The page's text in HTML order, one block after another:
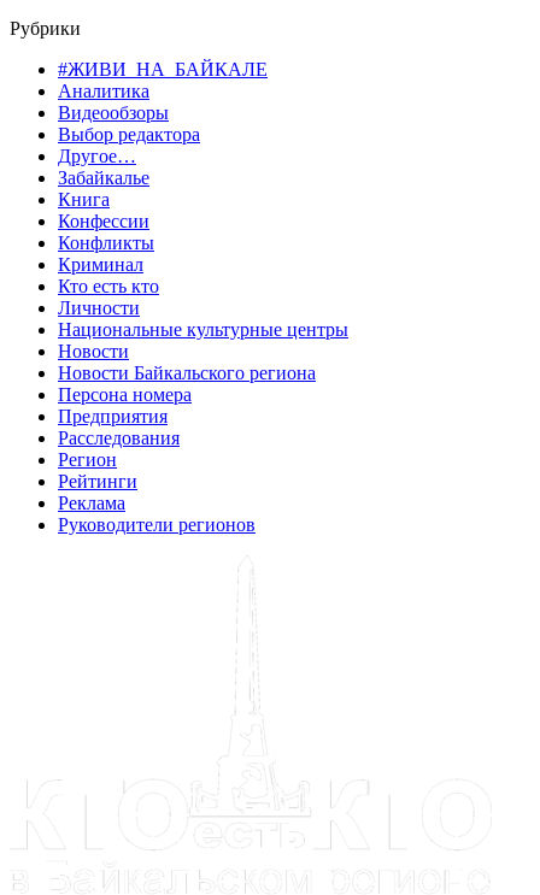
Рубрики
#ЖИВИ_НА_БАЙКАЛЕ
Аналитика
Видеообзоры
Выбор редактора
Другое…
Забайкалье
Книга
Конфессии
Конфликты
Криминал
Кто есть кто
Личности
Национальные культурные центры
Новости
Новости Байкальского региона
Персона номера
Предприятия
Расследования
Регион
Рейтинги
Реклама
Руководители регионов